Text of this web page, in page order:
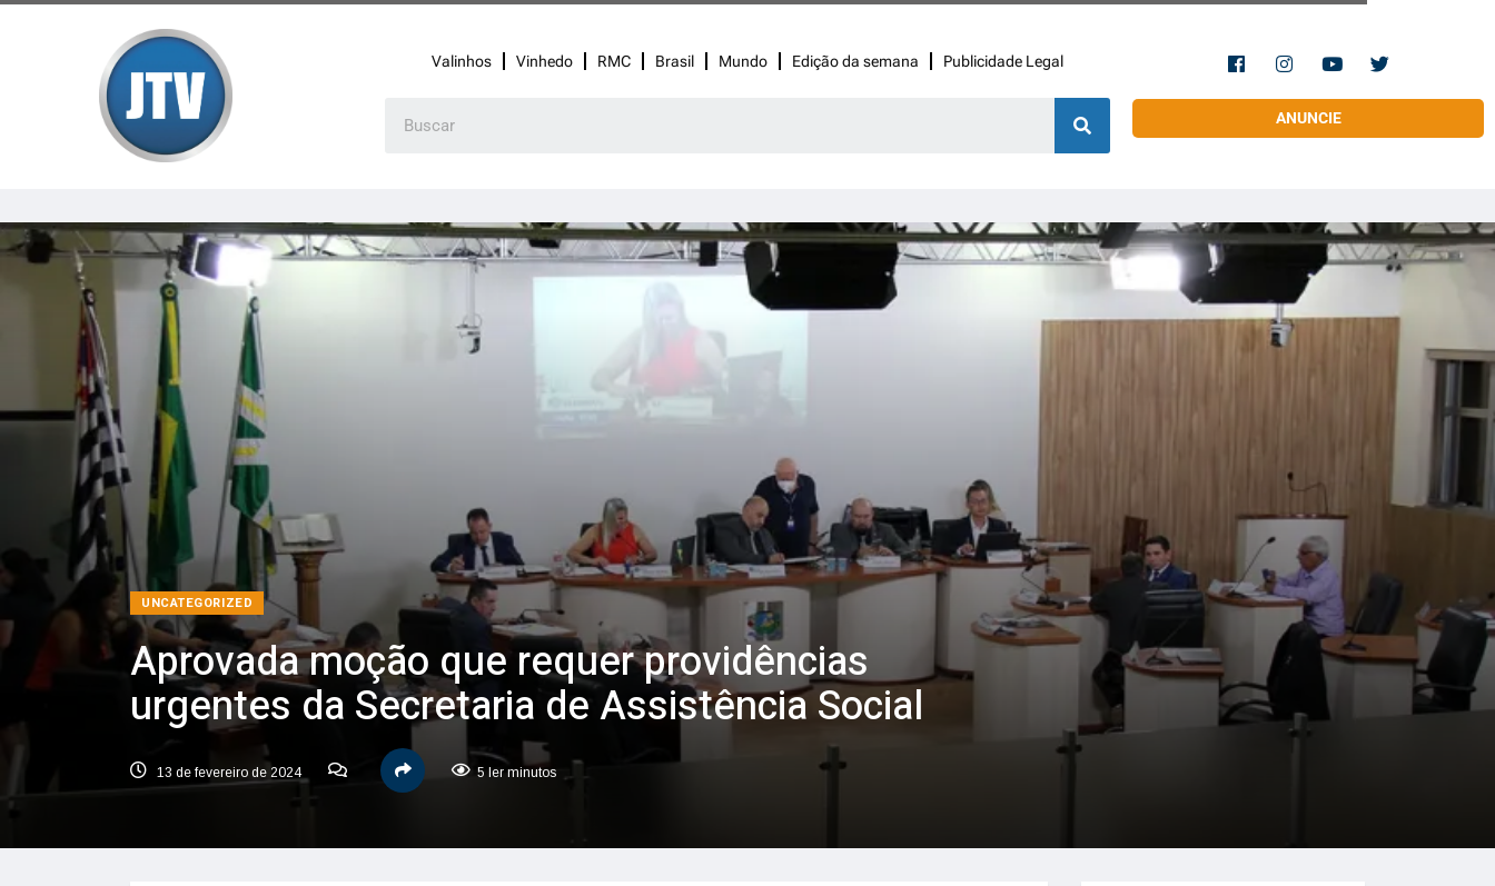
Valinhos Vinhedo RMC Brasil Mundo Edição da semana Publicidade Legal
ANUNCIE
UNCATEGORIZED
Aprovada moção que requer providências
urgentes da Secretaria de Assistência Social
13 de fevereiro de 2024 5 ler minutos